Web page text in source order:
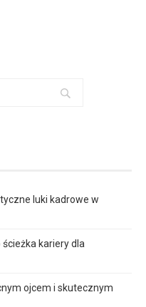
luki kadrowe w
kariery dla
ojcem i skutecznym